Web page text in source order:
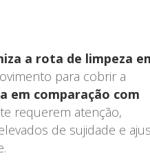
a rota de limpeza
para cobrir a
em comparação com
requerem atenção,
de sujidade e